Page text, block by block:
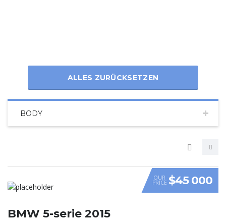
ALLES ZURÜCKSETZEN
BODY
VIDEO
OUR
PRICE $45 000
BMW 5-serie 2015